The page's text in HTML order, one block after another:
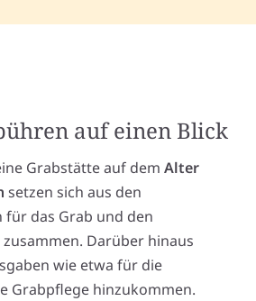
auf einen Blick
Grabstätte auf dem Alter
setzen sich aus den
das Grab und den
Darüber hinaus
wie etwa für die
Grabpflege hinzukommen.